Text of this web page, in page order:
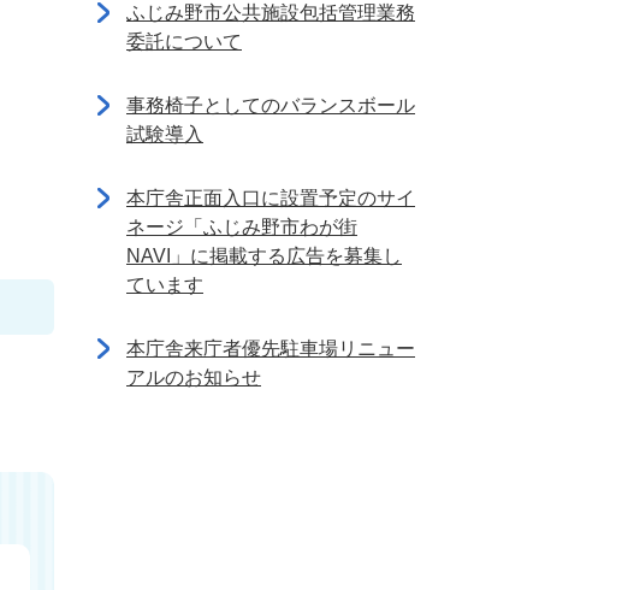
ふじみ野市公共施設包括管理業務
委託について
事務椅子としてのバランスボール
試験導入
本庁舎正面入口に設置予定のサイ
ネージ「ふじみ野市わが街
NAVI」に掲載する広告を募集し
ています
本庁舎来庁者優先駐車場リニュー
アルのお知らせ